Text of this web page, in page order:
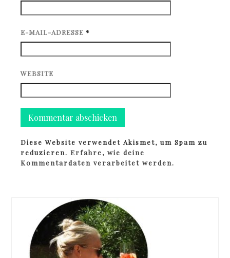
E-MAIL-ADRESSE *
WEBSITE
Diese Website verwendet Akismet, um Spam zu
reduzieren.Erfahre, wie deine
Kommentardaten verarbeitet werden.